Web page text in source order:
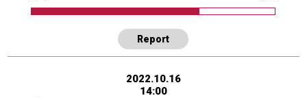
Report
2022.10.16
14:00